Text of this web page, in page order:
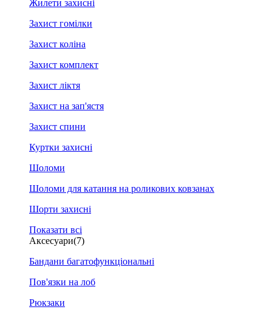
Жилети захисні
Захист гомілки
Захист коліна
Захист комплект
Захист ліктя
Захист на зап'ястя
Захист спини
Куртки захисні
Шоломи
Шоломи для катання на роликових ковзанах
Шорти захисні
Показати всі
Аксесуари(7)
Бандани багатофункціональні
Пов'язки на лоб
Рюкзаки